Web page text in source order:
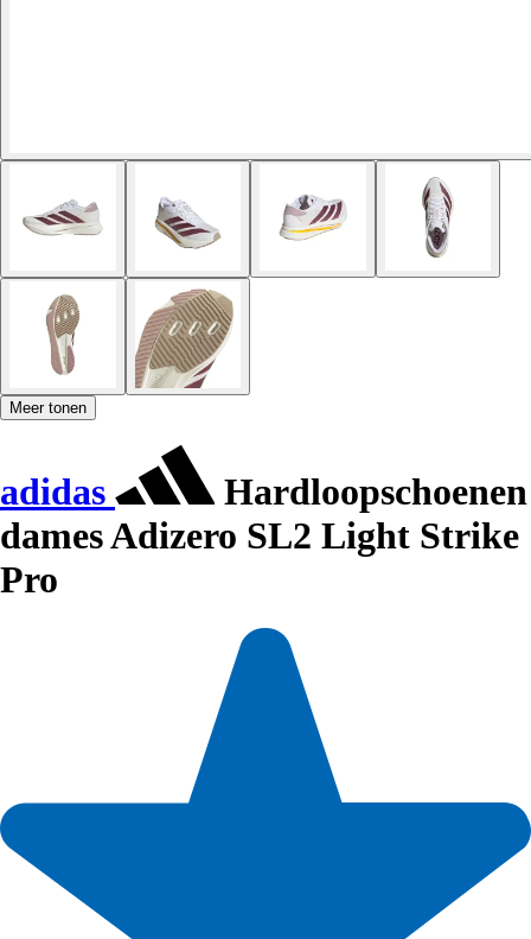
Meer tonen
adidas
Hardloopschoenen
dames Adizero SL2 Light Strike
Pro